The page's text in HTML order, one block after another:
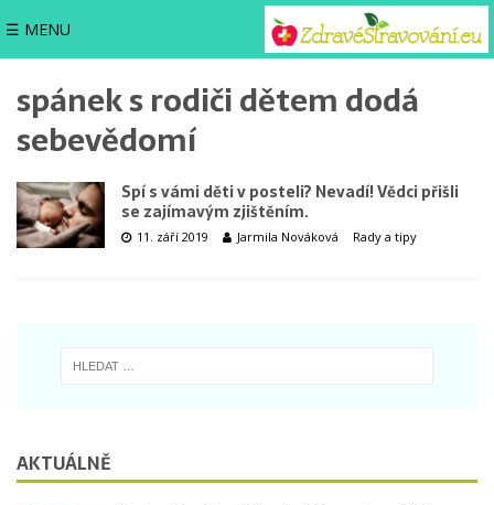
☰ MENU
spánek s rodiči dětem dodá
sebevědomí
Spí s vámi děti v posteli? Nevadí! Vědci přišli
se zajímavým zjištěním.
11. září 2019 Jarmila Nováková Rady a tipy
AKTUÁLNĚ